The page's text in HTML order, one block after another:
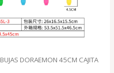
DORAEMON 45CM CAJITA